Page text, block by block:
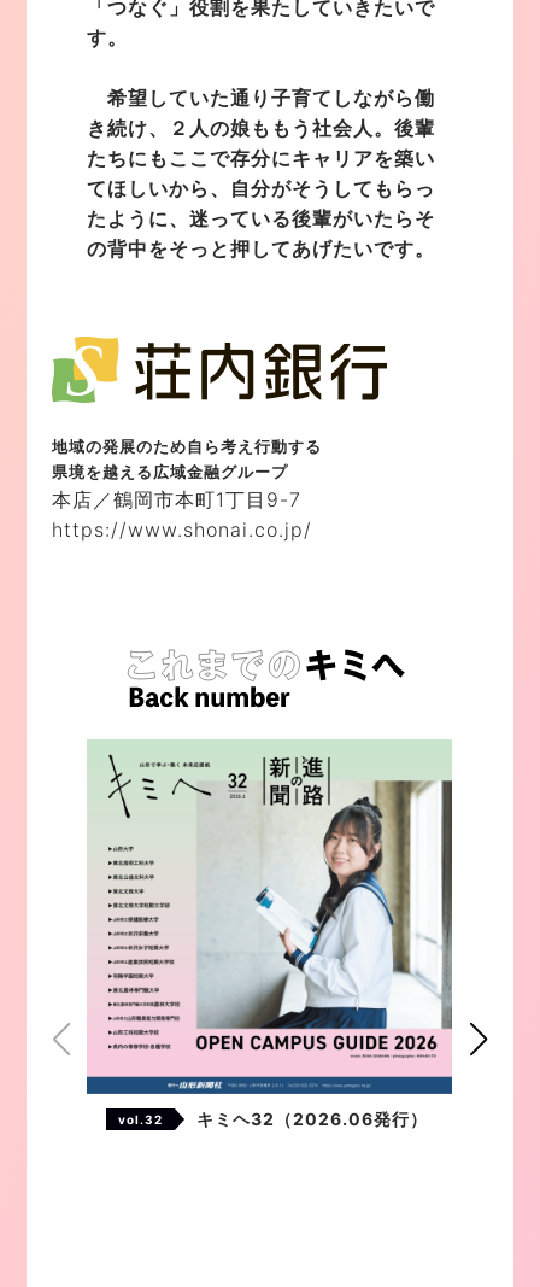
「つなぐ」役割を果たしていきたいで
す。
希望していた通り子育てしながら働
き続け、２人の娘ももう社会人。後輩
たちにもここで存分にキャリアを築い
てほしいから、自分がそうしてもらっ
たように、迷っている後輩がいたらそ
の背中をそっと押してあげたいです。
地域の発展のため自ら考え行動する
県境を越える広域金融グループ
本店／鶴岡市本町1丁目9-7
https://www.shonai.co.jp/
vol.32 キミヘ32（2026.06発行）